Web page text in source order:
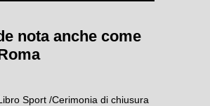
nota anche come
Sport /Cerimonia di chiusura